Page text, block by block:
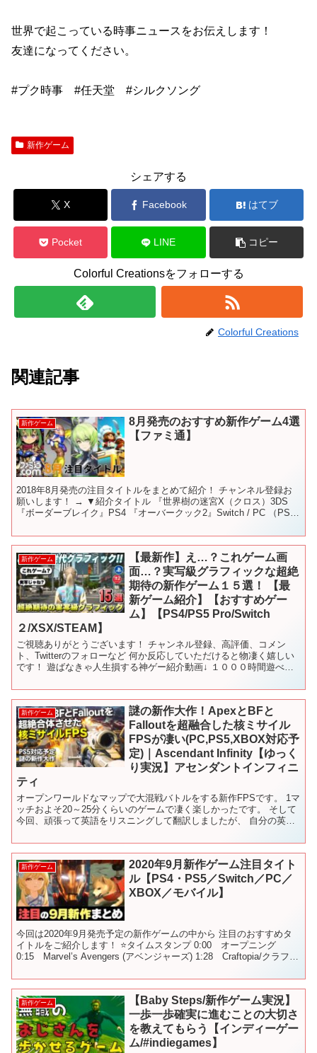
世界で起こっている時事ニュースをお伝えします！
友達になってください。
#プク時事 #任天堂 #シルクソング
新作ゲーム
シェアする
X Facebook はてブ
Pocket LINE コピー
Colorful Creationsをフォローする
Colorful Creations
関連記事
新作ゲーム
8月発売のおすすめ新作ゲーム4選
【ファミ通】
2018年8月発売の注目タイトルをまとめて紹介！ チャンネル登録お
願いします！ → ▼紹介タイトル 『世界樹の迷宮X（クロス）3DS
『ボーダーブレイク』PS4 『オーバークック2』Switch / PC （PS4
新作ゲーム
【最新作】え…？これゲーム画
面…？実写級グラフィックな超絶
期待の新作ゲーム１５選！ 【最
新ゲーム紹介】【おすすめゲー
ム】【PS4/PS5 Pro/Switch
２/XSX/STEAM】
ご視聴ありがとうございます！ チャンネル登録、高評価、コメン
ト、Twitterのフォローなど 何か反応していただけると物凄く嬉しい
です！ 遊ばなきゃ人生損する神ゲー紹介動画↓ １０００時間遊べる
新作ゲーム
謎の新作大作！ApexとBFと
Falloutを超融合した核ミサイル
FPSが凄い(PC,PS5,XBOX対応予
定)｜Ascendant Infinity【ゆっく
り実況】アセンダントインフィニ
ティ
オープンワールドなマップで大混戦バトルをする新作FPSです。 1マ
ッチおよそ20～25分くらいのゲームで凄く楽しかったです。 そして
今回、頑張って英語をリスニングして翻訳しましたが、 自分の英語
新作ゲーム
2020年9月新作ゲーム注目タイト
ル【PS4・PS5／Switch／PC／
XBOX／モバイル】
今回は2020年9月発売予定の新作ゲームの中から 注目のおすすめタ
イトルをご紹介します！ ⭐️タイムスタンプ 0:00 オープニング
0:15 Marvel’s Avengers (アベンジャーズ) 1:28 Craftopia/クラフト
新作ゲーム
【Baby Steps/新作ゲーム実況】
一歩一歩確実に進むことの大切さ
を教えてもらう【インディーゲー
ム/#indiegames】